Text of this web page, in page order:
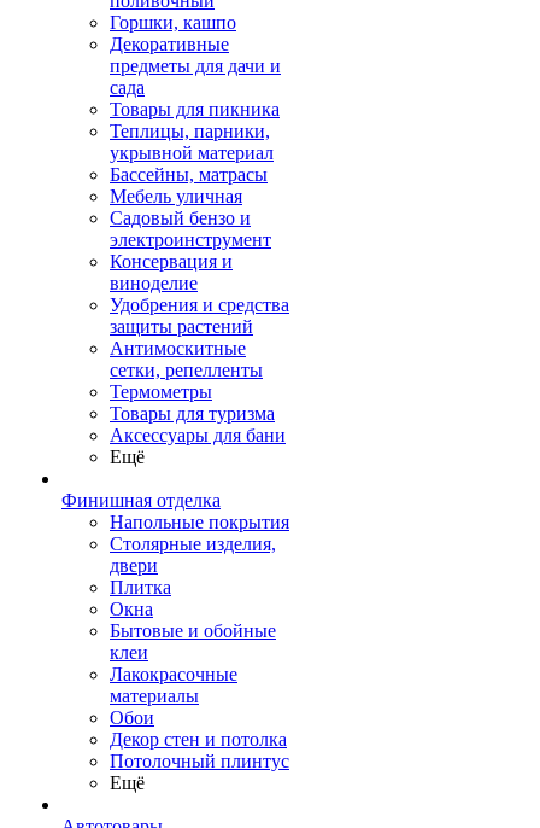
Горшки, кашпо
Декоративные
предметы для дачи и
сада
Товары для пикника
Теплицы, парники,
укрывной материал
Бассейны, матрасы
Мебель уличная
Садовый бензо и
электроинструмент
Консервация и
виноделие
Удобрения и средства
защиты растений
Антимоскитные
сетки, репелленты
Термометры
Товары для туризма
Аксессуары для бани
Ещё
Финишная отделка
Напольные покрытия
Столярные изделия,
двери
Плитка
Окна
Бытовые и обойные
клеи
Лакокрасочные
материалы
Обои
Декор стен и потолка
Потолочный плинтус
Ещё